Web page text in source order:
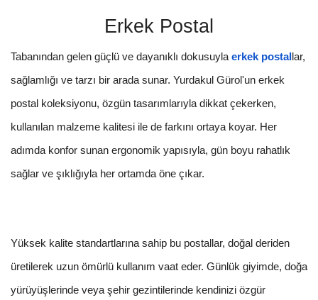
Erkek Postal
Tabanından gelen güçlü ve dayanıklı dokusuyla erkek postal lar,
sağlamlığı ve tarzı bir arada sunar. Yurdakul Gürol'un erkek
postal koleksiyonu, özgün tasarımlarıyla dikkat çekerken,
kullanılan malzeme kalitesi ile de farkını ortaya koyar. Her
adımda konfor sunan ergonomik yapısıyla, gün boyu rahatlık
sağlar ve şıklığıyla her ortamda öne çıkar.
Yüksek kalite standartlarına sahip bu postallar, doğal deriden
üretilerek uzun ömürlü kullanım vaat eder. Günlük giyimde, doğa
yürüyüşlerinde veya şehir gezintilerinde kendinizi özgür